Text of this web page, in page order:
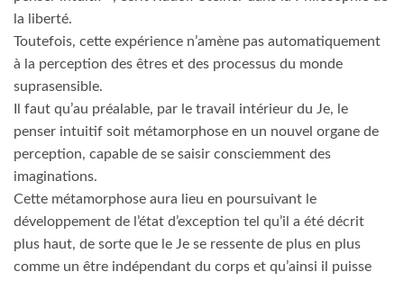
la liberté.
Toutefois, cette expérience n’amène pas automatiquement
à la perception des êtres et des processus du monde
suprasensible.
Il faut qu’au préalable, par le travail intérieur du Je, le
penser intuitif soit métamorphose en un nouvel organe de
perception, capable de se saisir consciemment des
imaginations.
Cette métamorphose aura lieu en poursuivant le
développement de l’état d’exception tel qu’il a été décrit
plus haut, de sorte que le Je se ressente de plus en plus
comme un être indépendant du corps et qu’ainsi il puisse